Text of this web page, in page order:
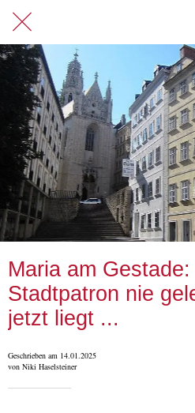
Maria am
Stadtpatron nie
jetzt liegt ...
Geschrieben am 14.01.2025
von Niki Haselsteiner